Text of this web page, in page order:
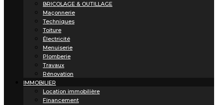
BRICOLAGE & OUTILLAGE
Maçonnerie
Techniques
Toiture
Électricité
Menuiserie
Plomberie
Travaux
Rénovation
IMMOBILIER
Location immobilière
Financement